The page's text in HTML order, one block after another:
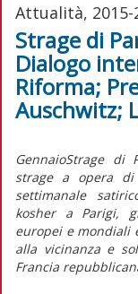
Attualità, 2015-
Strage di
Dialogo
Riforma;
Auschwitz;
GennaioStrage di
strage a opera
settimanale
kosher a Parigi,
europei e mondiali
alla vicinanza e
Francia